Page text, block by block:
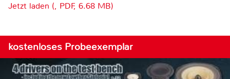
Jetzt laden (, PDF, 6.68 MB)
kostenloses Probeexemplar